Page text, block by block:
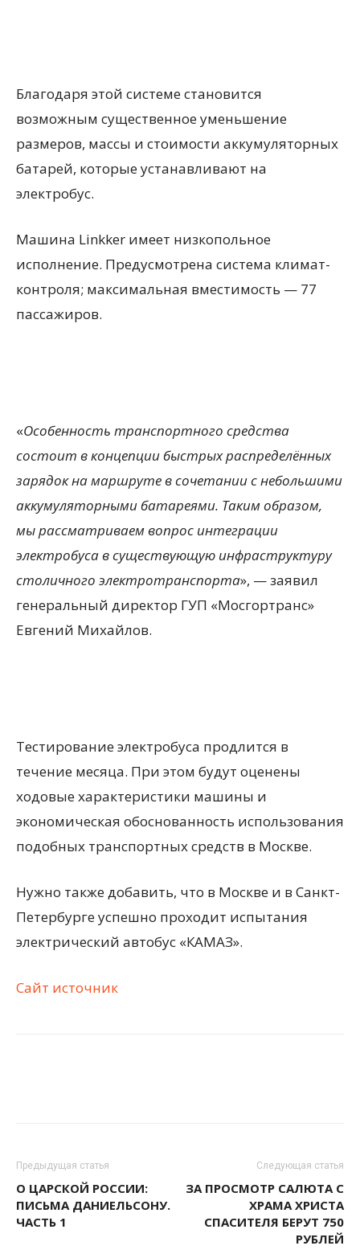
Благодаря этой системе становится
возможным существенное уменьшение
размеров, массы и стоимости аккумуляторных
батарей, которые устанавливают на
электробус.
Машина Linkker имеет низкопольное
исполнение. Предусмотрена система климат-
контроля; максимальная вместимость — 77
пассажиров.
«Особенность транспортного средства
состоит в концепции быстрых распределённых
зарядок на маршруте в сочетании с небольшими
аккумуляторными батареями. Таким образом,
мы рассматриваем вопрос интеграции
электробуса в существующую инфраструктуру
столичного электротранспорта», — заявил
генеральный директор ГУП «Мосгортранс»
Евгений Михайлов.
Тестирование электробуса продлится в
течение месяца. При этом будут оценены
ходовые характеристики машины и
экономическая обоснованность использования
подобных транспортных средств в Москве.
Нужно также добавить, что в Москве и в Санкт-
Петербурге успешно проходит испытания
электрический автобус «КАМАЗ».
Сайт источник
Предыдущая статья
О ЦАРСКОЙ РОССИИ:
ПИСЬМА ДАНИЕЛЬСОНУ.
ЧАСТЬ 1
Следующая статья
ЗА ПРОСМОТР САЛЮТА С
ХРАМА ХРИСТА
СПАСИТЕЛЯ БЕРУТ 750
РУБЛЕЙ